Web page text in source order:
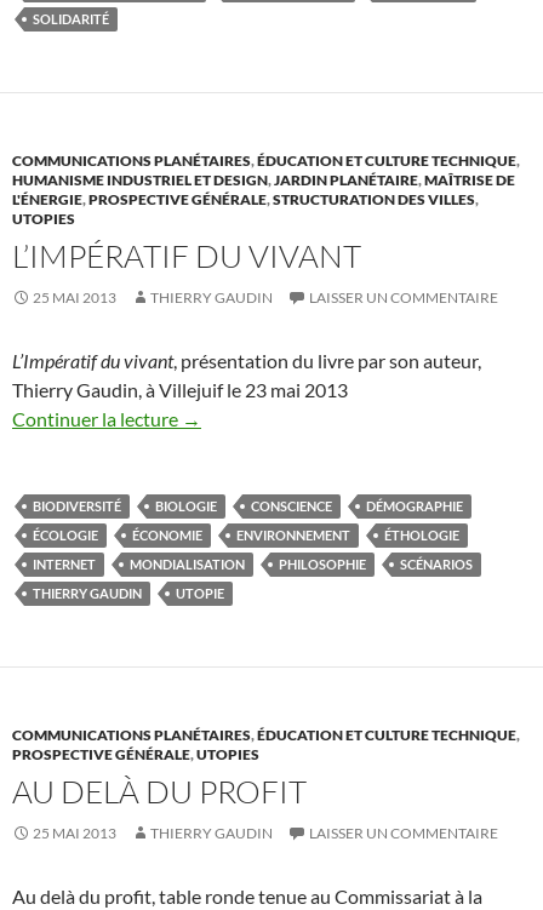
SOLIDARITÉ
COMMUNICATIONS PLANÉTAIRES,ÉDUCATION ET CULTURE TECHNIQUE,
HUMANISME INDUSTRIEL ET DESIGN,JARDIN PLANÉTAIRE,MAÎTRISE DE
L'ÉNERGIE,PROSPECTIVE GÉNÉRALE,STRUCTURATION DES VILLES,
UTOPIES
L’IMPÉRATIF DU VIVANT
25 MAI 2013 THIERRY GAUDIN LAISSER UN COMMENTAIRE
L’Impératif du vivant, présentation du livre par son auteur,
Thierry Gaudin, à Villejuif le 23 mai 2013
Continuer la lecture →
BIODIVERSITÉ BIOLOGIE CONSCIENCE
DÉMOGRAPHIE
ÉCOLOGIE
ÉCONOMIE ENVIRONNEMENT
ÉTHOLOGIE
INTERNET
MONDIALISATION PHILOSOPHIE
SCÉNARIOS
THIERRY GAUDIN
UTOPIE
COMMUNICATIONS PLANÉTAIRES,ÉDUCATION ET CULTURE TECHNIQUE,
PROSPECTIVE GÉNÉRALE,UTOPIES
AU DELÀ DU PROFIT
25 MAI 2013 THIERRY GAUDIN LAISSER UN COMMENTAIRE
Au delà du profit, table ronde tenue au Commissariat à la